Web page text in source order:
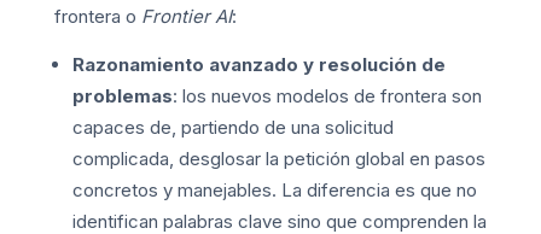
frontera o Frontier AI:
Razonamiento avanzado y resolución de
problemas: los nuevos modelos de frontera son
capaces de, partiendo de una solicitud
complicada, desglosar la petición global en pasos
concretos y manejables. La diferencia es que no
identifican palabras clave sino que comprenden la